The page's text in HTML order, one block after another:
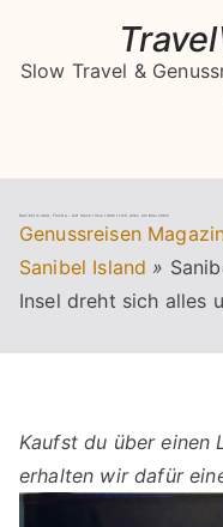
springen
Slow Travel &
Sanibel Island, Florida – Auf dieser Insel dreht sich alles um Muscheln
Genussreisen
Sanibel Island »
Insel dreht sich alles
Kaufst du über einen
erhalten wir dafür